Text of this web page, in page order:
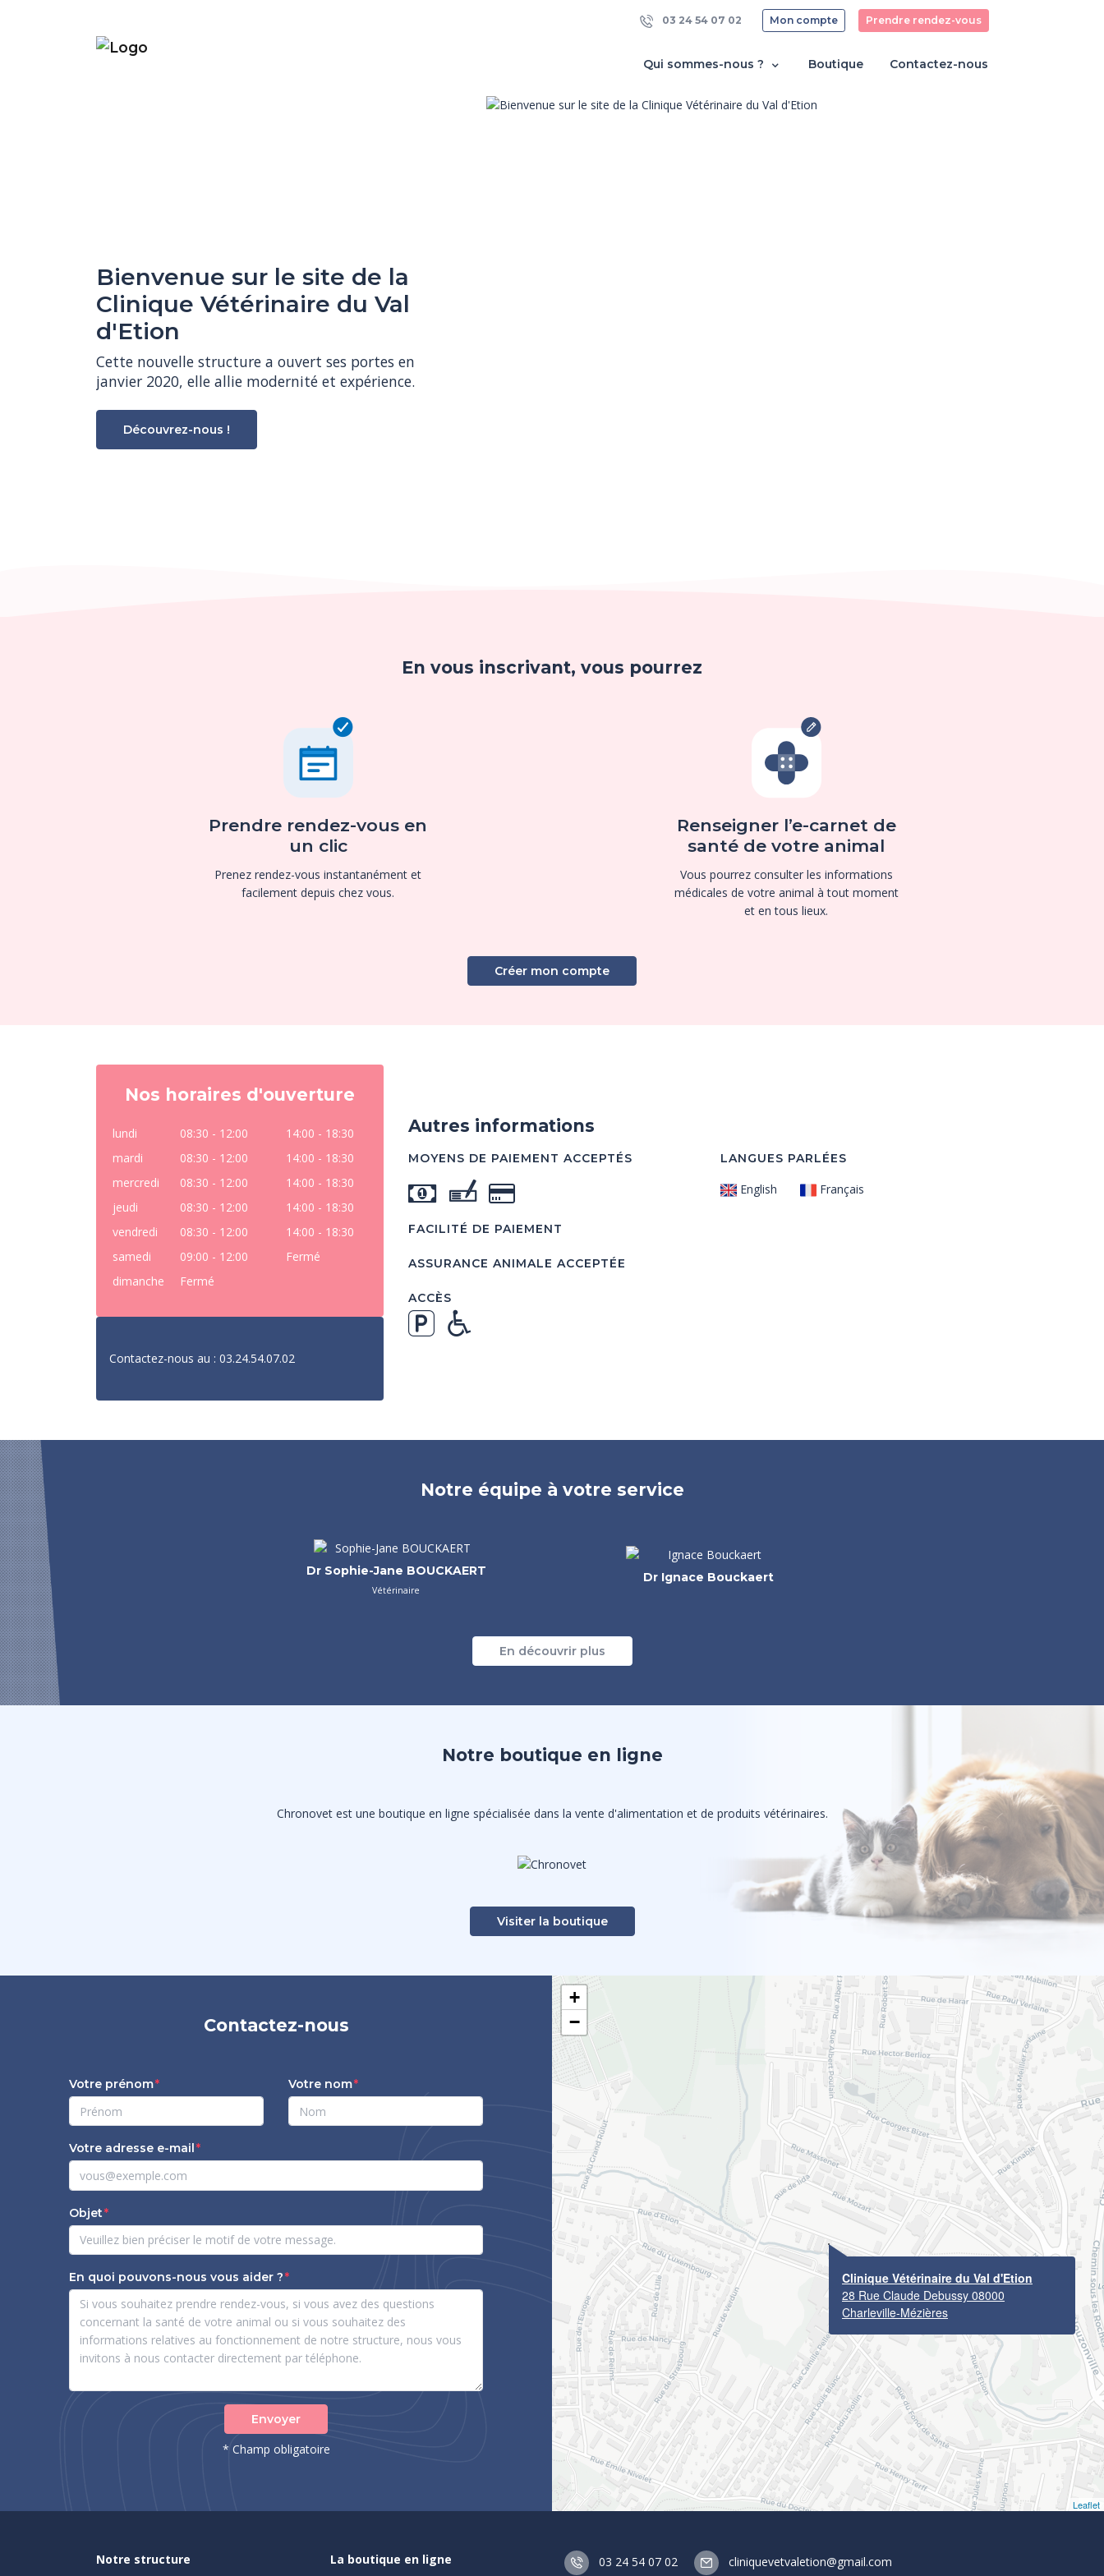
Qui sommes-nous ? Boutique Contactez-nous
03 24 54 07 02 Mon compte Prendre rendez-vous
Bienvenue sur le site de la
Clinique Vétérinaire du Val
d'Etion
Cette nouvelle structure a ouvert ses portes en
janvier 2020, elle allie modernité et expérience.
Découvrez-nous !
En vous inscrivant, vous pourrez
Prendre rendez-vous en
un clic
Prenez rendez-vous instantanément et
facilement depuis chez vous.
Renseigner l’e-carnet de
santé de votre animal
Vous pourrez consulter les informations
médicales de votre animal à tout moment
et en tous lieux.
Créer mon compte
Nos horaires d'ouverture
lundi 08:30 - 12:00
14:00 - 18:30
mardi
08:30 - 12:00
14:00 - 18:30
mercredi
08:30 - 12:00
14:00 - 18:30
jeudi
08:30 - 12:00
14:00 - 18:30
vendredi
08:30 - 12:00
14:00 - 18:30
samedi
09:00 - 12:00
Fermé
dimanche
Fermé
Contactez-nous au : 03.24.54.07.02
Autres informations
LANGUES PARLÉES
English Français
MOYENS DE PAIEMENT ACCEPTÉS
FACILITÉ DE PAIEMENT
ASSURANCE ANIMALE ACCEPTÉE
ACCÈS
Notre équipe à votre service
Dr Sophie-Jane BOUCKAERT
Vétérinaire
Dr Ignace Bouckaert
En découvrir plus
Notre boutique en ligne
Chronovet est une boutique en ligne spécialisée dans la vente d'alimentation et de produits vétérinaires.
Visiter la boutique
Clinique Vétérinaire du Val d'Etion
28 Rue Claude Debussy 08000
Charleville-Mézières
+
−
Leaflet
Contactez-nous
Votre prénom Votre nom
Votre adresse e-mail
Objet
En quoi pouvons-nous vous aider ?
Envoyer
* Champ obligatoire
Notre structure La boutique en ligne 03 24 54 07 02 cliniquevetvaletion@gmail.com